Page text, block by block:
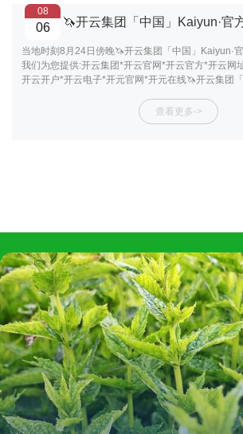
08
06
当地时刻8月24日傍晚🦄开云集团「中国」Kaiyun·
我们为您提供:开云集团*开云官网*开云官方*开云网
开云开户*开云电子*开元官网*开元在线🦄开云集团「
网站*开云注册*开云开户*开云电子*开元官网*开元
月25日）早上，好意思国天外探索时间公司新一代重
查看更多->